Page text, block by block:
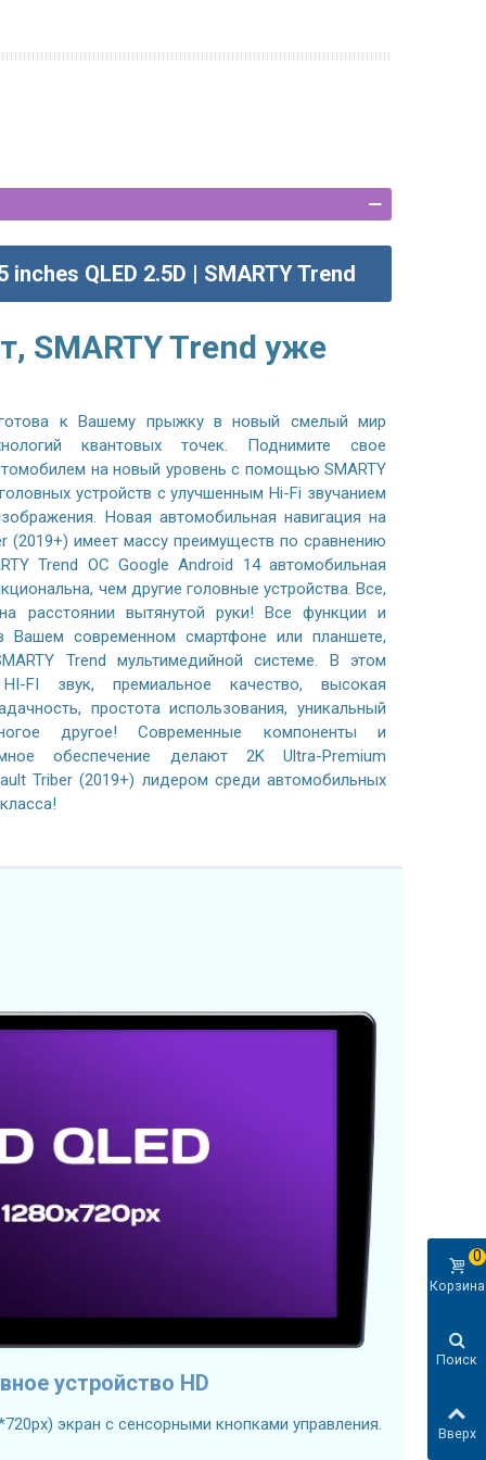
inches QLED 2.5D | SMARTY Trend
SMARTY Trend уже
к Вашему прыжку в новый смелый мир
квантовых точек. Поднимите свое
на новый уровень с помощью SMARTY
устройств с улучшенным Hi-Fi звучанием
Новая автомобильная навигация на
(2019+) имеет массу преимуществ по сравнению
Trend ОС Google Android 14 автомобильная
чем другие головные устройства. Все,
расстоянии вытянутой руки! Все функции и
Вашем современном смартфоне или планшете,
Trend мультимедийной системе. В этом
FI звук, премиальное качество, высокая
простота использования, уникальный
другое! Современные компоненты и
обеспечение делают 2K Ultra-Premium
Triber (2019+) лидером среди автомобильных
устройство HD
экран с сенсорными кнопками управления.
Корзина
0
Поиск
Вверх